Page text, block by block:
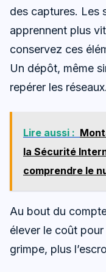
des captures. Les
apprennent plus
conservez ces
Un dépôt, même
repérer les réseaux.
Lire aussi :
la Sécurité
comprendre le
Au bout du
élever le coût pour
grimpe, plus